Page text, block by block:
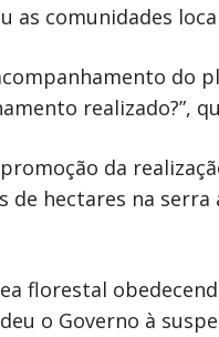
as comunidades
do
realizado?”,
da
hectares na serra
florestal
o Governo à